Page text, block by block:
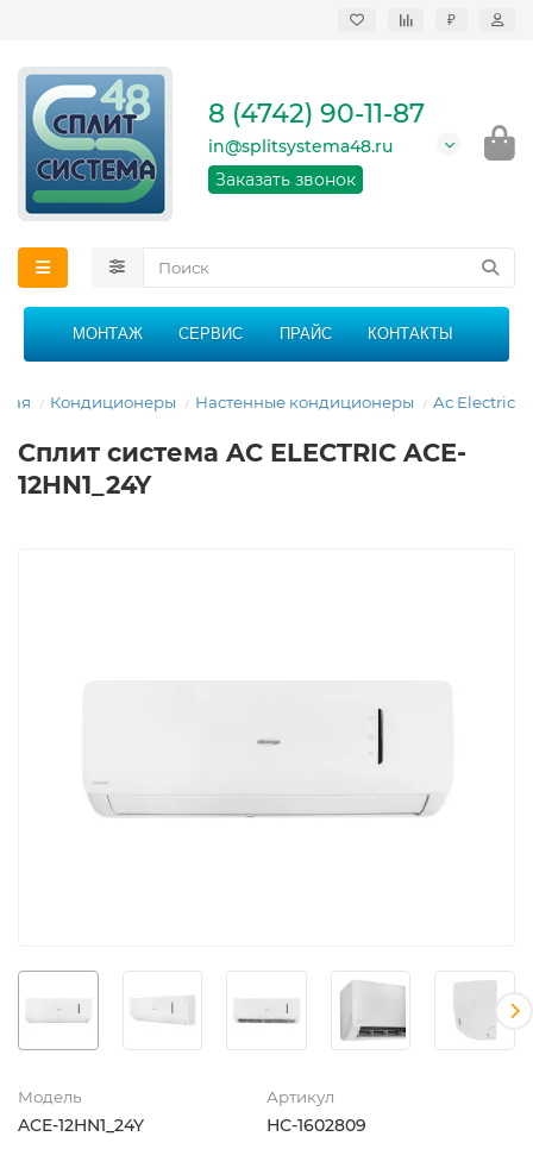
₽
кондиционеров в
области
График работы: 9:00 -
21:00 без перерыва и
8 (4742) 90-11-87
in@splitsystema48.ru
Заказать звонок
МОНТАЖ СЕРВИС ПРАЙС КОНТАКТЫ
Кондиционеры Настенные кондиционеры Ac Electric
Сплит система AC ELECTRIC ACE-
12HN1_24Y
Модель
ACE-12HN1_24Y
Артикул
НС-1602809